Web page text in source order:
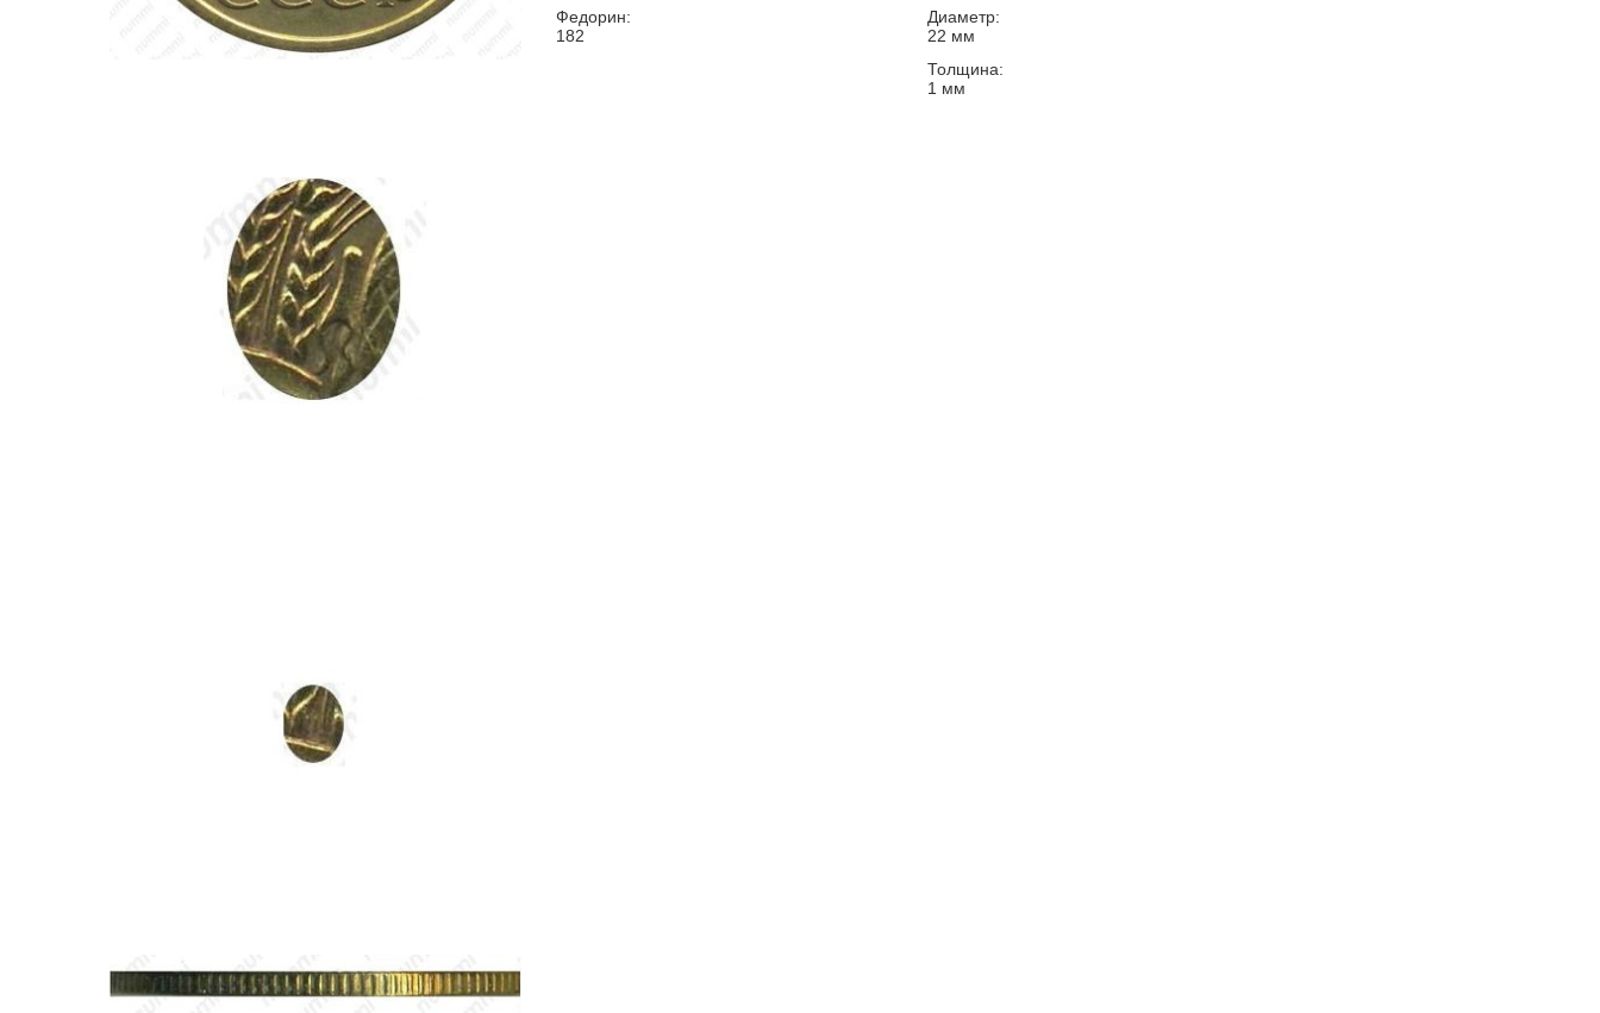
Федорин:
182
Диаметр:
22 мм
Толщина:
1 мм